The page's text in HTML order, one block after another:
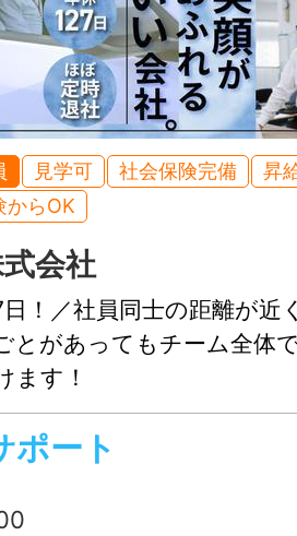
見学可 社会保険完備
昇
からOK
会社
！／社員同士の距離が近
とがあってもチーム全体
ます！
ポート